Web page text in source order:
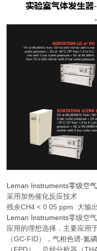
Leman Instruments零级空
采用加热催化反应技术
残余CH4 < 0.05 ppm 大输
Leman Instruments零级空
应用的理想选择，主要应用
（GC-FID），气相色谱-氮
（FPD），总烃分析器（